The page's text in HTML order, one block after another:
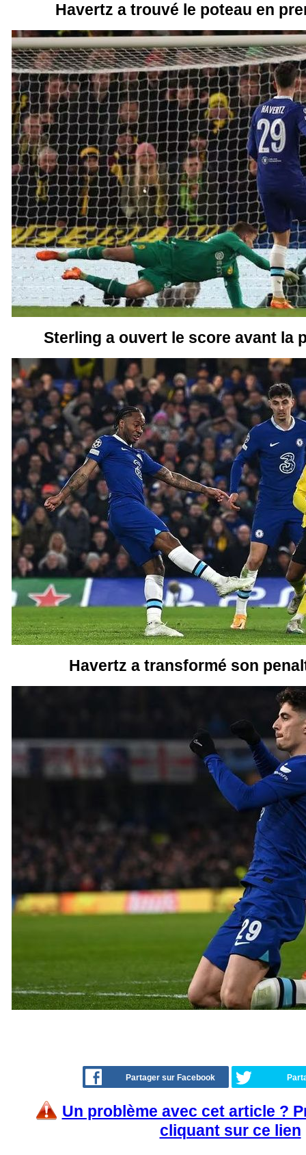
Havertz a trouvé le poteau en
Sterling a ouvert le score avant la
Havertz a transformé son
Partager sur Facebook
Un problème avec cet article ?
cliquant sur ce lien